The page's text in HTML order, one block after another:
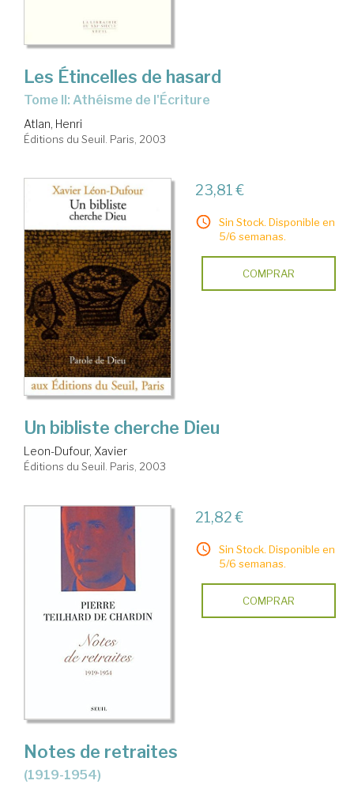
Les Étincelles de hasard
Tome II: Athéisme de l'Écriture
Atlan, Henri
Éditions du Seuil. Paris, 2003
23,81 €
Sin Stock. Disponible en
5/6 semanas.
COMPRAR
Un bibliste cherche Dieu
Leon-Dufour, Xavier
Éditions du Seuil. Paris, 2003
21,82 €
Sin Stock. Disponible en
5/6 semanas.
COMPRAR
Notes de retraites
(1919-1954)